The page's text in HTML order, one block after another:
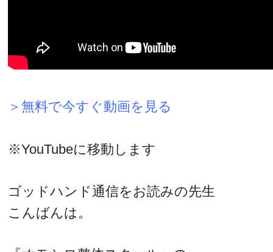
＞無料で今すぐ動画を見る
※YouTubeに移動します
ゴッドハンド通信をお読みの先生
こんばんは。